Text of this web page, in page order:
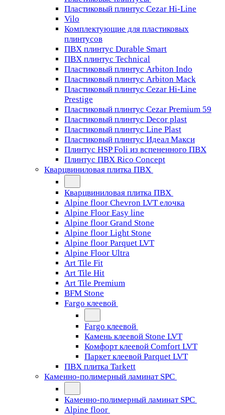
Пластиковый плинтус Cezar Hi-Line
Vilo
Комплектующие для пластиковых
плинтусов
ПВХ плинтус Durable Smart
ПВХ плинтус Technical
Пластиковый плинтус Arbiton Indo
Пластиковый плинтус Arbiton Mack
Пластиковый плинтус Cezar Hi-Line
Prestige
Пластиковый плинтус Cezar Premium 59
Пластиковый плинтус Decor plast
Пластиковый плинтус Line Plast
Пластиковый плинтус Идеал Макси
Плинтус HSP Foli из вспененного ПВХ
Плинтус ПВХ Rico Concept
Кварцвиниловая плитка ПВХ
Кварцвиниловая плитка ПВХ
Alpine floor Chevron LVT елочка
Alpine Floor Easy line
Alpine floor Grand Stone
Alpine floor Light Stone
Alpine floor Parquet LVT
Alpine Floor Ultra
Art Tile Fit
Art Tile Hit
Art Tile Premium
BFM Stone
Fargo клеевой
Fargo клеевой
Камень клеевой Stone LVT
Комфорт клеевой Comfort LVT
Паркет клеевой Parquet LVT
ПВХ плитка Tarkett
Каменно-полимерный ламинат SPC
Каменно-полимерный ламинат SPC
Alpine floor